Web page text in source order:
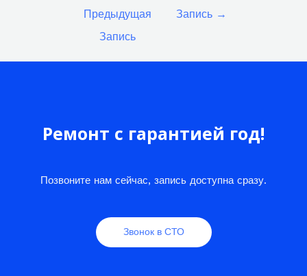
Предыдущая
Запись
Запись →
Ремонт с гарантией год!
Позвоните нам сейчас, запись доступна сразу.
Звонок в СТО